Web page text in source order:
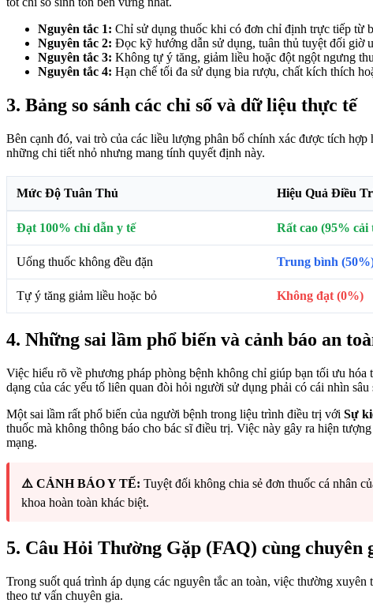
Nguyên tắc 1: Chỉ sử dụng thuốc khi có đơn chỉ định trực tiếp từ
Nguyên tắc 2: Đọc kỹ hướng dẫn sử dụng, tuân thủ tuyệt đối giờ
Nguyên tắc 3: Không tự ý tăng, giảm liều hoặc đột ngột ngưng
Nguyên tắc 4: Hạn chế tối đa sử dụng bia rượu, chất kích thích
3. Bảng so sánh các chỉ số và dữ liệu thực tế
Bên cạnh đó, vai trò của các liều lượng phân bổ chính xác được tích
những chi tiết nhỏ nhưng mang tính quyết định này.
Mức Độ Tuân Thủ Hiệu Quả Điều
Đạt 100% chỉ dẫn y tế Rất cao (95% cải
Uống thuốc không đều đặn Trung bình
Tự ý tăng giảm liều hoặc bỏ Không đạt (0%)
4. Những sai lầm phổ biến và cảnh báo an
Việc hiểu rõ về phương pháp phòng bệnh không chỉ giúp bạn tối ưu
dạng của các yếu tố liên quan đòi hỏi người sử dụng phải có cái nhìn sâu
Một sai lầm rất phổ biến của người bệnh trong liệu trình điều trị với Sự
thuốc mà không thông báo cho bác sĩ điều trị. Việc này gây ra hiện
mạng.
⚠️ CẢNH BÁO Y TẾ: Tuyệt đối không chia sẻ đơn thuốc cá nhân
khoa hoàn toàn khác biệt.
5. Câu Hỏi Thường Gặp (FAQ) cùng chuyên
Trong suốt quá trình áp dụng các nguyên tắc an toàn, việc thường
theo tư vấn chuyên gia.